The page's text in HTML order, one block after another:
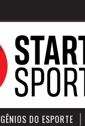
GÊNIOS DO ESPORTE